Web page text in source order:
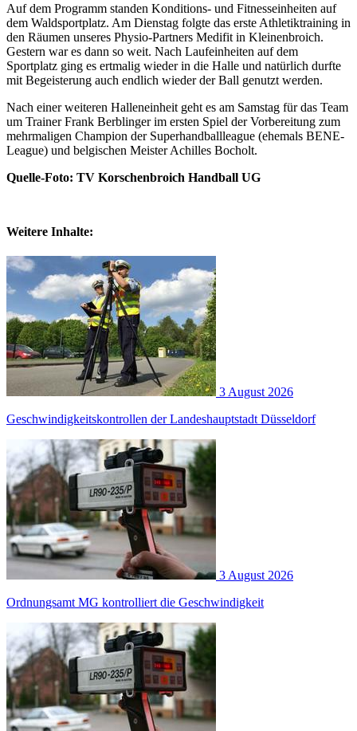
Auf dem Programm standen Konditions- und Fitnesseinheiten auf
dem Waldsportplatz. Am Dienstag folgte das erste Athletiktraining in
den Räumen unseres Physio-Partners Medifit in Kleinenbroich.
Gestern war es dann so weit. Nach Laufeinheiten auf dem
Sportplatz ging es ertmalig wieder in die Halle und natürlich durfte
mit Begeisterung auch endlich wieder der Ball genutzt werden.
Nach einer weiteren Halleneinheit geht es am Samstag für das Team
um Trainer Frank Berblinger im ersten Spiel der Vorbereitung zum
mehrmaligen Champion der Superhandballleague (ehemals BENE-
League) und belgischen Meister Achilles Bocholt.
Quelle-Foto: TV Korschenbroich Handball UG
Weitere Inhalte:
3 August 2026
Geschwindigkeitskontrollen der Landeshauptstadt Düsseldorf
3 August 2026
Ordnungsamt MG kontrolliert die Geschwindigkeit